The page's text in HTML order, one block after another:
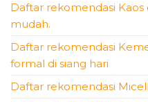
Daftar rekomendasi
mudah.
Daftar rekomendasi
formal di siang hari
Daftar rekomendasi